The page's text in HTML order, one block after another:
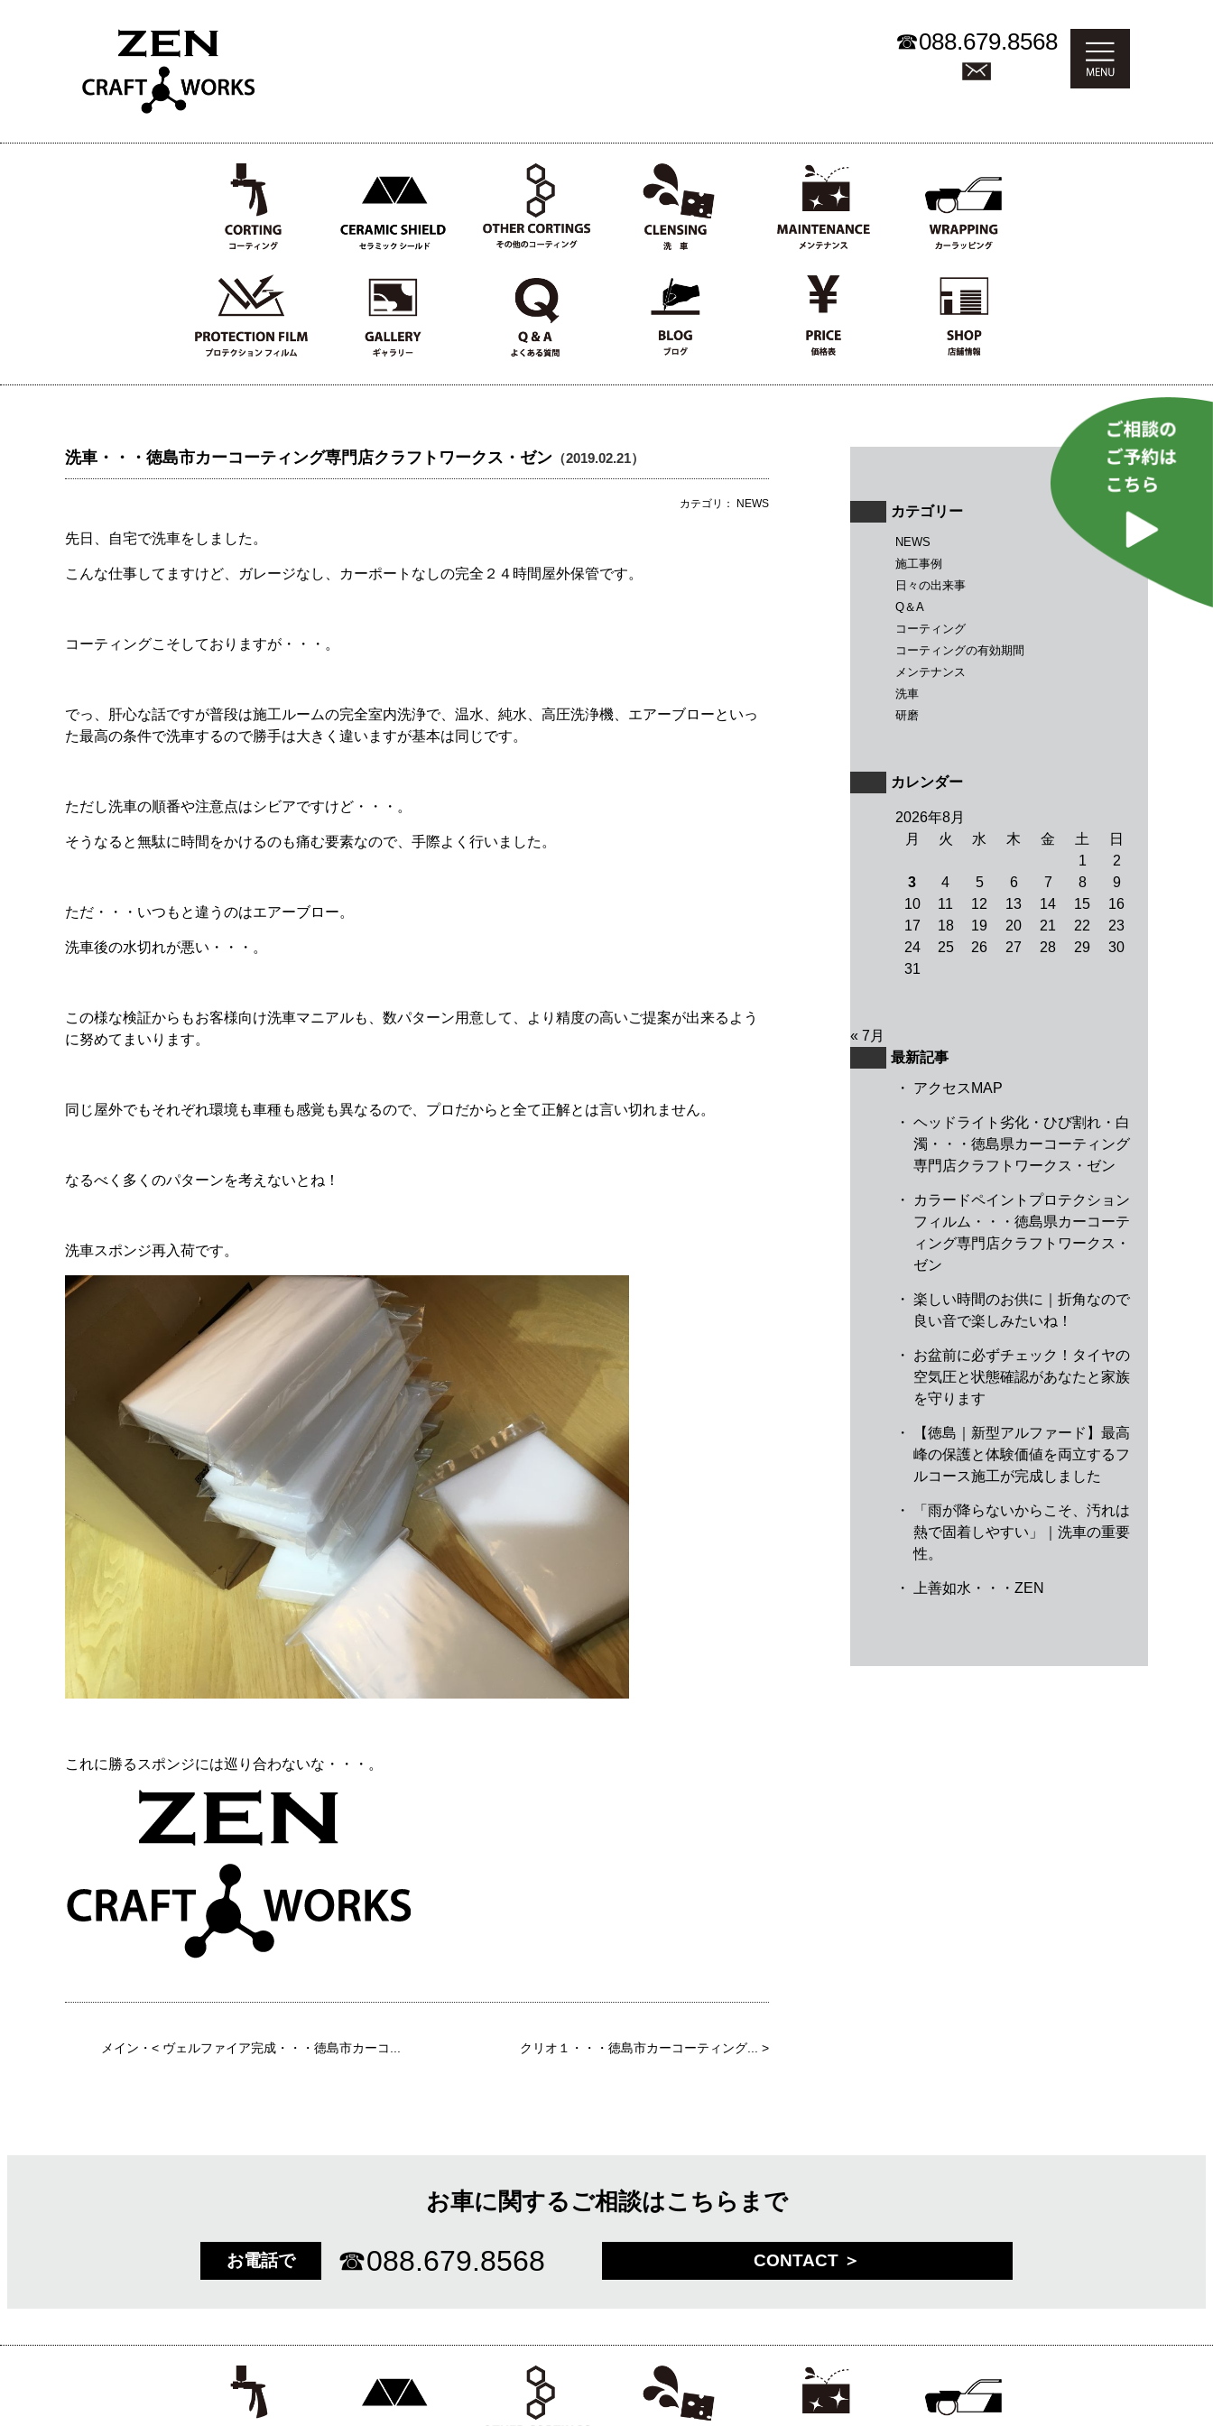
☎088.679.8568
洗車・・・徳島市カーコーティング専門店クラフトワークス・ゼン （2019.02.21）
カテゴリ： NEWS
先日、自宅で洗車をしました。
こんな仕事してますけど、ガレージなし、カーポートなしの完全２４時間屋外保管です。
コーティングこそしておりますが・・・。
でっ、肝心な話ですが普段は施工ルームの完全室内洗浄で、温水、純水、高圧洗浄機、エアーブローといっ
た最高の条件で洗車するので勝手は大きく違いますが基本は同じです。
ただし洗車の順番や注意点はシビアですけど・・・。
そうなると無駄に時間をかけるのも痛む要素なので、手際よく行いました。
ただ・・・いつもと違うのはエアーブロー。
洗車後の水切れが悪い・・・。
この様な検証からもお客様向け洗車マニアルも、数パターン用意して、より精度の高いご提案が出来るよう
に努めてまいります。
同じ屋外でもそれぞれ環境も車種も感覚も異なるので、プロだからと全て正解とは言い切れません。
なるべく多くのパターンを考えないとね！
洗車スポンジ再入荷です。
これに勝るスポンジには巡り合わないな・・・。
メイン ・< ヴェルファイア完成・・・徳島市カーコ... クリオ１・・・徳島市カーコーティング... >
カテゴリー
NEWS
施工事例
日々の出来事
Q＆A
コーティング
コーティングの有効期間
メンテナンス
洗車
研磨
カレンダー
2026年8月
月
火 水 木 金 土
日
1
2
3
4 5 6 7 8
9
10
11 12 13 14 15
16
17
18 19 20 21 22
23
24
25 26 27 28 29
30
31
« 7月
最新記事
・
アクセスMAP
・ ヘッドライト劣化・ひび割れ・白
濁・・・徳島県カーコーティング
専門店クラフトワークス・ゼン
・
カラードペイントプロテクション
フィルム・・・徳島県カーコーテ
ィング専門店クラフトワークス・
ゼン
・ 楽しい時間のお供に｜折角なので
良い音で楽しみたいね！
・
お盆前に必ずチェック！タイヤの
空気圧と状態確認があなたと家族
を守ります
・
【徳島｜新型アルファード】最高
峰の保護と体験価値を両立するフ
ルコース施工が完成しました
・
「雨が降らないからこそ、汚れは
熱で固着しやすい」｜洗車の重要
性。
・ 上善如水・・・ZEN
お車に関するご相談はこちらまで
お電話で ☎088.679.8568 CONTACT ＞